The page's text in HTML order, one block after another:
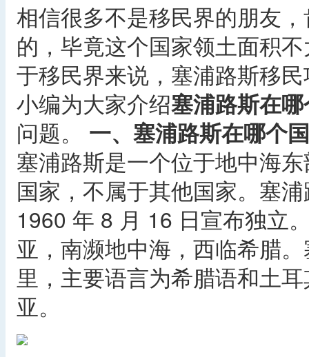
相信很多不是移民界的朋友
的，毕竟这个国家领土面积
于移民界来说，塞浦路斯移
小编为大家介绍塞浦路斯在
问题。 一、塞浦路斯在哪个
塞浦路斯是一个位于地中海
国家，不属于其他国家。塞
1960 年 8 月 16 日宣布独立
亚，南濒地中海，西临希腊
里，主要语言为希腊语和土
亚。